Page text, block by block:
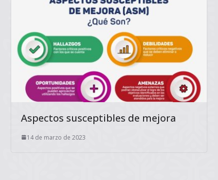
Aspectos susceptibles de mejora
14 de marzo de 2023